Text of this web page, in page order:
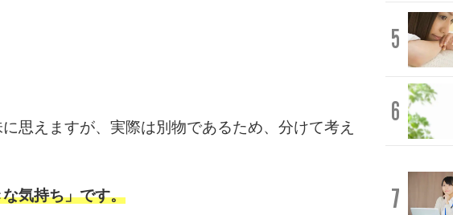
思えますが、実際は別物であるため、分けて考え
気持ち」です。
5
6
7